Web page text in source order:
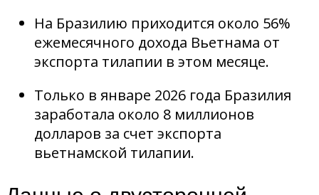
На Бразилию приходится около 56%
ежемесячного дохода Вьетнама от
экспорта тилапии в этом месяце.
Только в январе 2026 года Бразилия
заработала около 8 миллионов
долларов за счет экспорта
вьетнамской тилапии.